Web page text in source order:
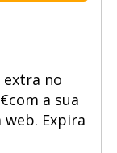
extra no
a sua
Expira